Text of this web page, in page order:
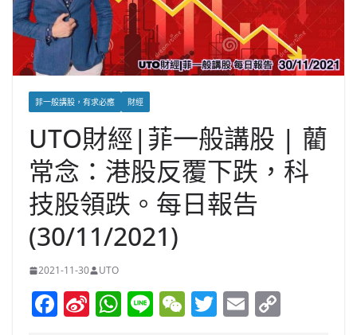
菲一般講股，有求必應 財經
UTO財經|菲一般講股 | 藺
常念：港股反覆下跌，科
技股領跌。每日報告
(30/11/2021)
2021-11-30 UTO
F Si W Li W T E